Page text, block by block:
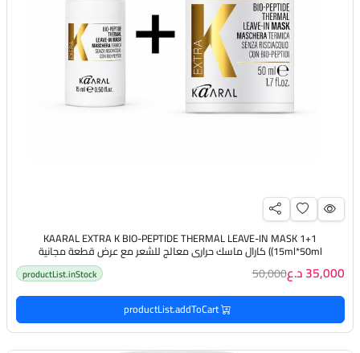
KAARAL EXTRA K BIO-PEPTIDE THERMAL LEAVE-IN MASK 1+1
(15ml*50ml) كارال ماسك حراري معالج للشعر مع عرض قطعة مجانية
35,000 د.ع 50,000
productList.inStock
productList.addToCart